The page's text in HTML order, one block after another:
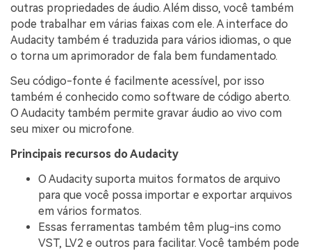
outras propriedades de áudio. Além disso, você também
pode trabalhar em várias faixas com ele. A interface do
Audacity também é traduzida para vários idiomas, o que
o torna um aprimorador de fala bem fundamentado.
Seu código-fonte é facilmente acessível, por isso
também é conhecido como software de código aberto.
O Audacity também permite gravar áudio ao vivo com
seu mixer ou microfone.
Principais recursos do Audacity
O Audacity suporta muitos formatos de arquivo
para que você possa importar e exportar arquivos
em vários formatos.
Essas ferramentas também têm plug-ins como
VST, LV2 e outros para facilitar. Você também pode